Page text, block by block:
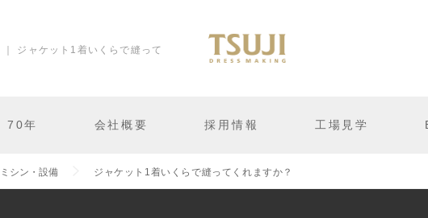
ジャケット1着いくらで縫って
70年 会社概要 採用情報 工場見学
シン・設備 ジャケット1着いくらで縫ってくれますか？